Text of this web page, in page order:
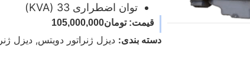
توان اضطراری 33 (KVA)
قیمت:تومان105,000,000
دسته بندی: دیزل ژنراتور دویتس, دیزل